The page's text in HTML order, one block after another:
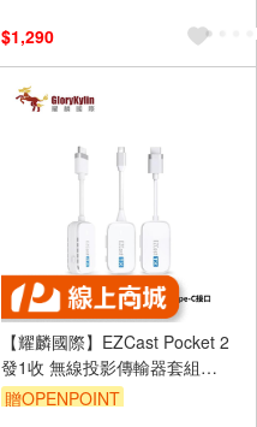
$1,290
【耀麟國際】EZCast Pocket 2
發1收 無線投影傳輸器套組
HDMI+TypeC (三件套)
贈OPENPOINT